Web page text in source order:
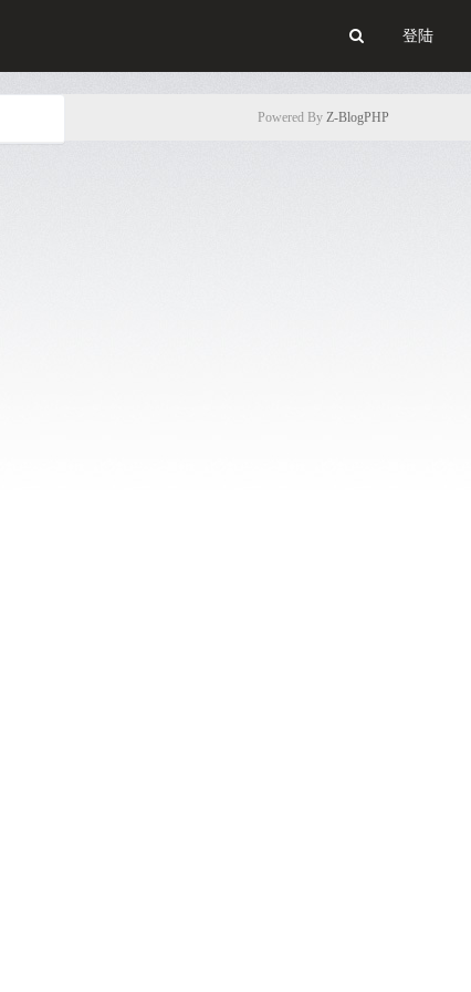
登陆
Powered By Z-BlogPHP